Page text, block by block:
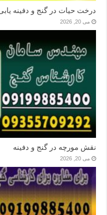
درخت حیات در گنج و دفینه
می 20, 2026
نقش مورچه در گنج و دفینه
می 20, 2026